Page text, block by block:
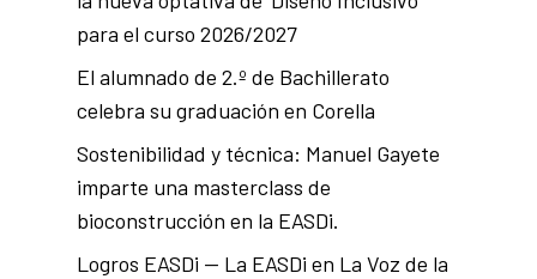
para el curso 2026/2027
El alumnado de 2.º de Bachillerato
celebra su graduación en Corella
Sostenibilidad y técnica: Manuel Gayete
imparte una masterclass de
bioconstrucción en la EASDi.
Logros EASDi — La EASDi en La Voz de la